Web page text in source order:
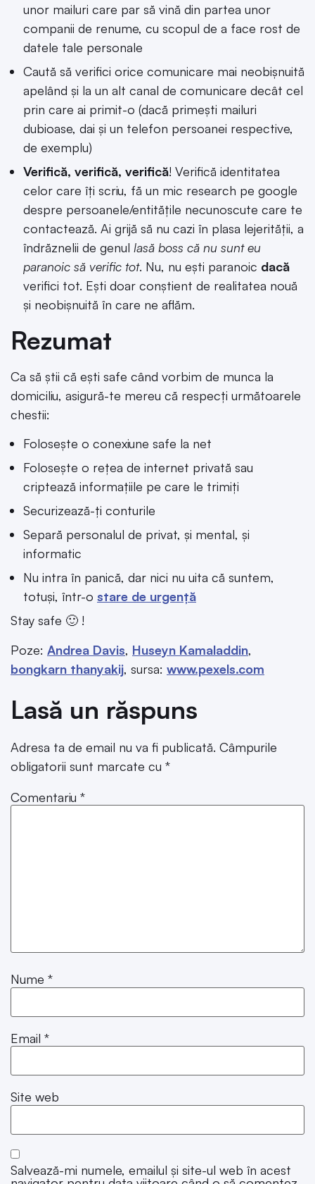
unor mailuri care par să vină din partea unor
companii de renume, cu scopul de a face rost de
datele tale personale
Caută să verifici orice comunicare mai neobișnuită
apelând și la un alt canal de comunicare decât cel
prin care ai primit-o (dacă primești mailuri
dubioase, dai și un telefon persoanei respective,
de exemplu)
Verifică, verifică, verifică! Verifică identitatea
celor care îți scriu, fă un mic research pe google
despre persoanele/entitățile necunoscute care te
contactează. Ai grijă să nu cazi în plasa lejerității, a
îndrăznelii de genul lasă boss că nu sunt eu
paranoic să verific tot. Nu, nu ești paranoic dacă
verifici tot. Ești doar conștient de realitatea nouă
și neobișnuită în care ne aflăm.
Rezumat
Ca să știi că ești safe când vorbim de munca la
domiciliu, asigură-te mereu că respecți următoarele
chestii:
Folosește o conexiune safe la net
Folosește o rețea de internet privată sau
criptează informațiile pe care le trimiți
Securizează-ți conturile
Separă personalul de privat, și mental, și
informatic
Nu intra în panică, dar nici nu uita că suntem,
totuși, într-o stare de urgență
Stay safe 🙂 !
Poze: Andrea Davis, Huseyn Kamaladdin,
bongkarn thanyakij, sursa: www.pexels.com
Lasă un răspuns
Adresa ta de email nu va fi publicată. Câmpurile
obligatorii sunt marcate cu *
Comentariu *
Nume *
Email *
Site web
Salvează-mi numele, emailul și site-ul web în acest